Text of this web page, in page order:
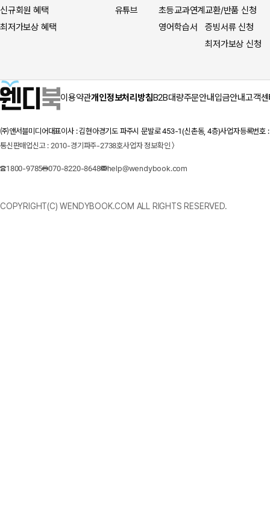
신규회원 혜택
최저가보상 혜택
유튜브
초등교과연계
영어학습서
교환/반품 신청
증빙서류 신청
최저가보상 신청
이용약관개인정보처리방침B2B대량주문안내입금안내고객
㈜앤서블미디어대표이사 : 김현아경기도 파주시 문발로 453-1(신촌동, 4층)사업자등록번
통신판매업신고 : 2010-경기파주-2738호사업자 정보확인 〉
1800-9785 070-8220-8648 help@wendybook.com
COPYRIGHT(C) WENDYBOOK.COM ALL RIGHTS RESERVED.